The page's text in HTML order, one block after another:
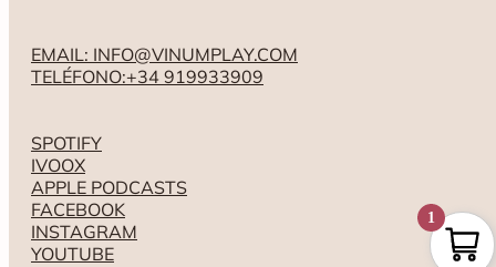
EMAIL: INFO@VINUMPLAY.COM
TELÉFONO:+34 919933909
SPOTIFY
IVOOX
APPLE PODCASTS
FACEBOOK
INSTAGRAM
YOUTUBE
1